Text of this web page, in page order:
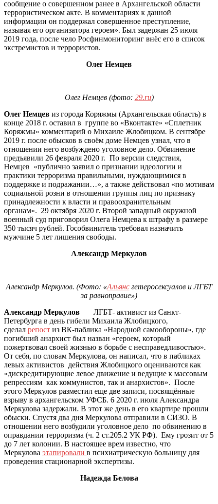
сообщение о совершенном ранее в Архангельской области
террористическом акте. В комментариях к данной
информации он поддержал совершенное преступление,
называя его организатора героем». Был задержан 25 июля
2019 года, после чело Росфинмониторинг внёс его в список
экстремистов и террористов.
Олег Немцев
Олег Немцев (фото: 29.ru)
Олег Немцев из города Коряжмы (Архангельская область) в
конце 2018 г. оставил в группе во «Вконтакте» «Сплетник
Коряжмы» комментарий о Михаиле Жлобицком. В сентябре
2019 г. после обысков в своём доме Немцев узнал, что в
отношении него возбуждено уголовное дело. Обвинение
предъявили 26 февраля 2020 г. По версии следствия,
Немцев «публично заявил о признании идеологии и
практики терроризма правильными, нуждающимися в
поддержке и подражании…», а также действовал «по мотивам
социальной розни в отношении группы лиц по признаку
принадлежности к власти и правоохранительным
органам». 29 октября 2020 г. Второй западный окружной
военный суд приговорил Олега Немцева к штрафу в размере
350 тысяч рублей. Гособвинитель требовал назначить
мужчине 5 лет лишения свободы.
Александр Меркулов
Александр Меркулов. (Фото: «Альянс гетеросексуалов и ЛГБТ
за равноправие»)
Александр Меркулов — ЛГБТ- активист из Санкт-
Петербурга в день гибели Михаила Жлобицкого,
сделал репост из ВК-паблика «Народной самообороны», где
погибший анархист был назван «героем, который
пожертвовал своей жизнью в борьбе с несправедливостью».
От себя, по словам Меркулова, он написал, что в пабликах
левых активистов действия Жлобицкого оцениваются как
«дискредитирующие левое движение и ведущие к массовым
репрессиям как коммунистов, так и анархистов». После
этого Меркулов разместил еще две записи, посвящённые
взрыву в архангельском УФСБ. 6 2020 г. июля Александра
Меркулова задержали. В этот же день в его квартире прошли
обыски. Спустя два дня Меркулова отправили в СИЗО. В
отношении него возбудили уголовное дело по обвинению в
оправдании терроризма (ч. 2 ст.205.2 УК РФ). Ему грозит от 5
до 7 лет колонии. В настоящее врем известно, что
Меркулова этапировали в психиатрическую больницу для
проведения стационарной экспертизы.
Надежда Белова